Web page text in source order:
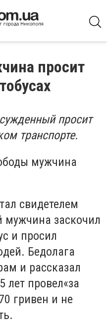
просит
просит
транспорте.
мужчина
свидетелем
мужчина заскочил
и просил
Бедолага
и рассказал
провел«за
гривен и не